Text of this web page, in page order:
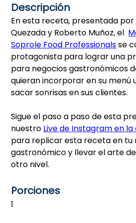
Descripción
En esta receta, presentada por
Quezada y Roberto Muñoz, el
Soprole Food Professionalsse
protagonista para lograr una
para negocios gastronómicos
quieran incorporar en su menú
sacar sonrisas en sus clientes.
Sigue el paso a paso de esta
nuestro Live de Instagram en
para replicar esta receta en tu
gastronómico y llevar el arte
otro nivel.
Porciones
1